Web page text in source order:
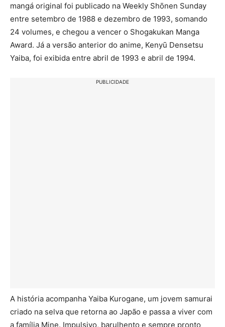
mangá original foi publicado na Weekly Shōnen Sunday
entre setembro de 1988 e dezembro de 1993, somando
24 volumes, e chegou a vencer o Shogakukan Manga
Award. Já a versão anterior do anime, Kenyū Densetsu
Yaiba, foi exibida entre abril de 1993 e abril de 1994.
PUBLICIDADE
A história acompanha Yaiba Kurogane, um jovem samurai
criado na selva que retorna ao Japão e passa a viver com
a família Mine. Impulsivo, barulhento e sempre pronto